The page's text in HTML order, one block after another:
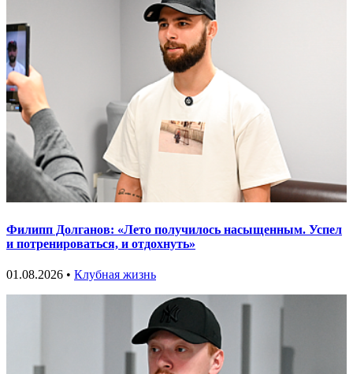
Филипп Долганов: «Лето получилось насыщенным. Успел
и потренироваться, и отдохнуть»
01.08.2026 • Клубная жизнь